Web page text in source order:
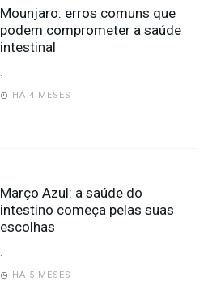
Mounjaro: erros comuns que
podem comprometer a saúde
intestinal
.
HÁ 4 MESES
Março Azul: a saúde do
intestino começa pelas suas
escolhas
.
HÁ 5 MESES